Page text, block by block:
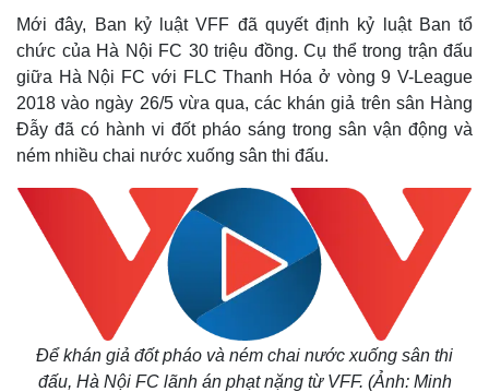
Mới đây, Ban kỷ luật VFF đã quyết định kỷ luật Ban tổ
chức của Hà Nội FC 30 triệu đồng. Cụ thể trong trận đấu
giữa Hà Nội FC với FLC Thanh Hóa ở vòng 9 V-League
2018 vào ngày 26/5 vừa qua, các khán giả trên sân Hàng
Đẫy đã có hành vi đốt pháo sáng trong sân vận động và
ném nhiều chai nước xuống sân thi đấu.
Để khán giả đốt pháo và ném chai nước xuống sân thi
đấu, Hà Nội FC lãnh án phạt nặng từ VFF. (Ảnh: Minh